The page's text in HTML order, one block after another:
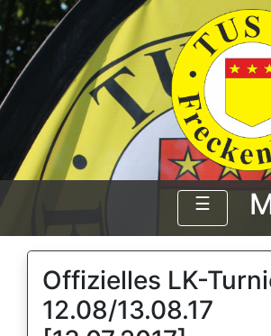
☰
Offizielles LK-
12.08/13.08.17